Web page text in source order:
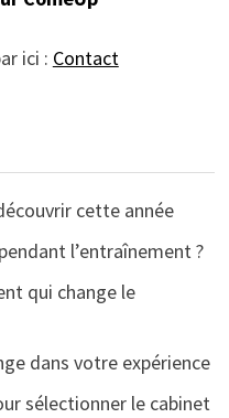
ici : Contact
cette année
l’entraînement ?
qui change le
dans votre expérience
sélectionner le cabinet